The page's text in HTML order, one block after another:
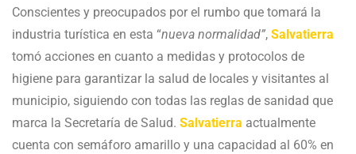
Conscientes y preocupados por el rumbo que tomará la
industria turística en esta “nueva normalidad”, Salvatierra
tomó acciones en cuanto a medidas y protocolos de
higiene para garantizar la salud de locales y visitantes al
municipio, siguiendo con todas las reglas de sanidad que
marca la Secretaría de Salud. Salvatierra actualmente
cuenta con semáforo amarillo y una capacidad al 60% en